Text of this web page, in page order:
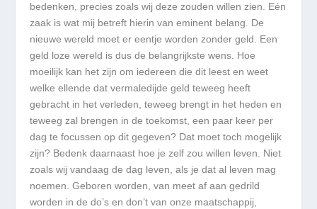
bedenken, precies zoals wij deze zouden willen zien. Eén
zaak is wat mij betreft hierin van eminent belang. De
nieuwe wereld moet er eentje worden zonder geld. Een
geld loze wereld is dus de belangrijkste wens. Hoe
moeilijk kan het zijn om iedereen die dit leest en weet
welke ellende dat vermaledijde geld teweeg heeft
gebracht in het verleden, teweeg brengt in het heden en
teweeg zal brengen in de toekomst, een paar keer per
dag te focussen op dit gegeven? Dat moet toch mogelijk
zijn? Bedenk daarnaast hoe je zelf zou willen leven. Niet
zoals wij vandaag de dag leven, als je dat al leven mag
noemen. Geboren worden, van meet af aan gedrild
worden in de do’s en don’t van onze maatschappij,